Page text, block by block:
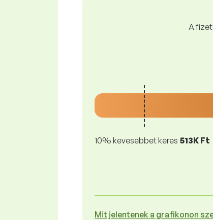
A
10% kevesebbet keres 513K Ft
Mit jelentenek a grafikonon